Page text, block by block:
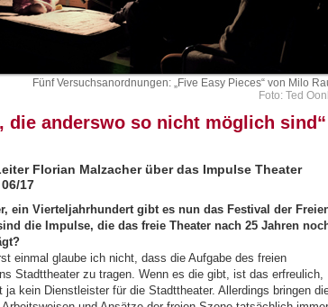
Fünf Versuchsanordnungen: „Five Easy Pieces“ von Milo
Foto: Ted
die anderswo so nicht möglich sind“
Florian Malzacher über das Impulse Theater
17
ein Vierteljahrhundert gibt es nun das Festival der
die Impulse, die das freie Theater nach 25 Jahren
einmal glaube ich nicht, dass die Aufgabe des freien
Stadttheater zu tragen. Wenn es die gibt, ist das erfreulich,
ja kein Dienstleister für die Stadttheater. Allerdings bringen